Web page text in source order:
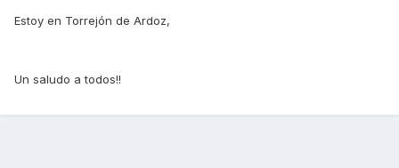
Estoy en Torrejón de Ardoz,
Un saludo a todos!!